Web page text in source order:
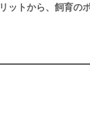
ットから、飼育の